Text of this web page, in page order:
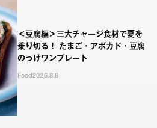
＜豆腐編＞三大チャージ食材で夏を
乗り切る！ たまご・アボカド・豆腐
のっけワンプレート
Food2026.8.8